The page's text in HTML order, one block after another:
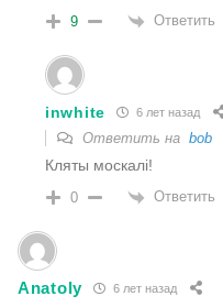
9 Ответить
inwhite 6 лет назад
Ответить на bob
Кляты москалi!
0 Ответить
Anatoly 6 лет назад